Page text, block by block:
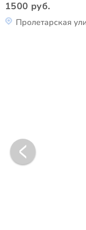
1500 руб.
Пролетарская